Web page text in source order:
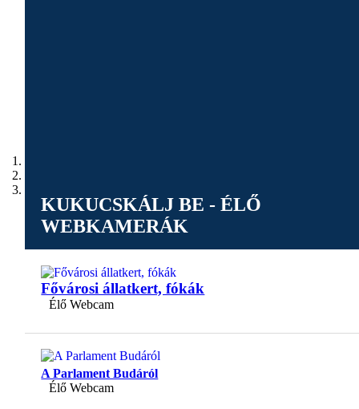
KUKUCSKÁLJ BE - ÉLŐ
WEBKAMERÁK
Fővárosi állatkert, fókák
Élő Webcam
A Parlament Budáról
Élő Webcam